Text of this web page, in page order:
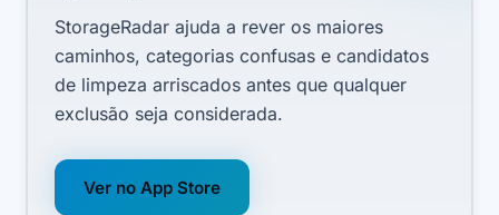
StorageRadar ajuda a rever os maiores
caminhos, categorias confusas e candidatos
de limpeza arriscados antes que qualquer
exclusão seja considerada.
Ver no App Store